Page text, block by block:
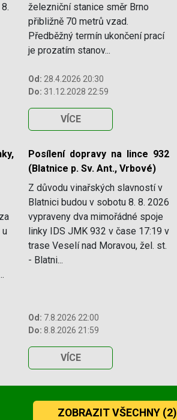
železniční stanice směr Brno
přibližně 70 metrů vzad.
Předběžný termín ukončení prací
je prozatím stanov...
Od: 28.4.2026 20:30
Do: 31.12.2028 22:59
VÍCE
u
Posílení dopravy na lince 932
(Blatnice p. Sv. Ant., Vrbové)
Z důvodu vinařských slavností v
Blatnici budou v sobotu 8. 8. 2026
vypraveny dva mimořádné spoje
linky IDS JMK 932 v čase 17:19 v
trase Veselí nad Moravou, žel. st.
- Blatni...
Od: 7.8.2026 22:00
Do: 8.8.2026 21:59
VÍCE
ZOBRAZIT VŠECHNY(2)